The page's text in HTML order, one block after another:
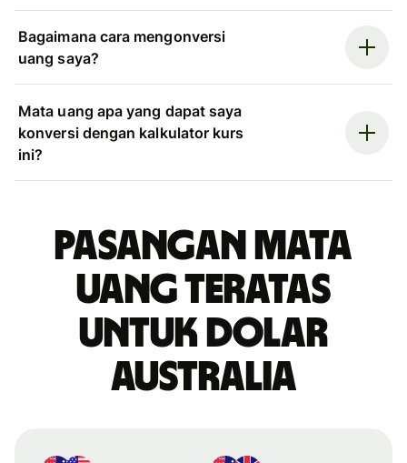
Bagaimana cara mengonversi
uang saya?
Mata uang apa yang dapat saya
konversi dengan kalkulator kurs
ini?
Pasangan mata
uang teratas
untuk dolar
Australia